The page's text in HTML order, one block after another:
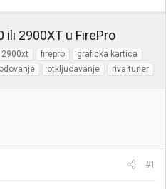
ili 2900XT u FirePro
2900xt firepro
graficka kartica
otkljucavanje riva tuner
#1